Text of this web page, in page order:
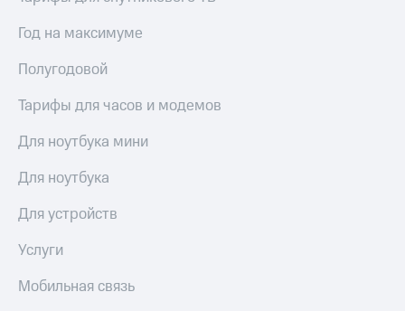
Год на максимуме
Полугодовой
Тарифы для часов и модемов
Для ноутбука мини
Для ноутбука
Для устройств
Услуги
Мобильная связь